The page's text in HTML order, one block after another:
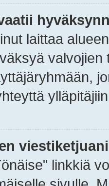
laittaa
linkkiä